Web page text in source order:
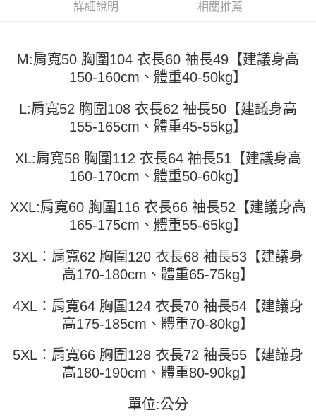
1.本服務係由「台灣大哥大股份有限公司」（以下簡稱本公司）所提供，讓
2.基於同意付款使用「大哥付你分期」之契約關係目的，商店將以您的個人
資料（包含姓名、電話或地址）提供予台灣大哥大進項蒐集、處理及利用，
由本公司與您本人進行分期帳單所需資料之確認、核對及更正。
ATM／網路銀行／等多元方式進行付款，方視為交易完成。
※ 交易是否成功請以「AFTEE先享後付 」之結帳頁面顯示為準，若有關於
是否繳費成功／繳費後需取消欲退款等相關疑問，請聯繫「AFTEE先享後付
客戶支援中心」https://netprotections.freshdesk.com/support/home
【注意事項】
１．透過由恩沛科技股份有限公司提供之「AFTEE先享後付」服務完成之交
易，需依本服務之必要範圍內提供個人資料，並將交易相關給付款項請求債
２．關於個人資料處理事宜，請瀏覽以下網址：
https://aftee.tw/terms/#terms3
３．未成年的使用者請事先徵得法定代理人或監護人之同意方可使用
「AFTEE先享後付」，若未經同意申辦者引起之損失，本公司不負相關責
任。
４．使用「AFTEE先享後付」時，將依據個別帳號之用戶狀況，依本公司即
請求用戶進行身份認證。
５．嚴禁一人註冊多個帳號或使用他人資訊註冊。若發現惡意使用之情形，
恩沛科技股份有限公司將有權停止該用戶之使用額度並採取法律行動。
付款 後7-11取貨
每筆NT$45，滿NT$499(含以上)免運費
宅配
每筆NT$70，滿NT$499(含以上)免運費
詳細說明 相關推薦
M:肩寬50 胸圍104 衣長60 袖長49【建議身高
150-160cm、體重40-50kg】
L:肩寬52 胸圍108 衣長62 袖長50【建議身高
155-165cm、體重45-55kg】
XL:肩寬58 胸圍112 衣長64 袖長51【建議身高
160-170cm、體重50-60kg】
XXL:肩寬60 胸圍116 衣長66 袖長52【建議身高
165-175cm、體重55-65kg】
3XL：肩寬62 胸圍120 衣長68 袖長53【建議身
高170-180cm、體重65-75kg】
4XL：肩寬64 胸圍124 衣長70 袖長54【建議身
高175-185cm、體重70-80kg】
5XL：肩寬66 胸圍128 衣長72 袖長55【建議身
高180-190cm、體重80-90kg】
單位:公分